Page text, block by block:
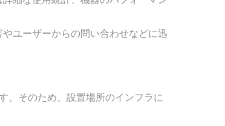
ユーザーからの問い合わせなどに迅
。そのため、設置場所のインフラに